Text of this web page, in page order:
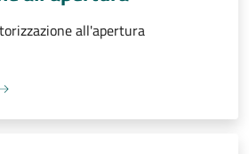
all'apertura